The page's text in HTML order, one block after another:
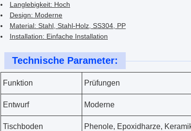
Langlebigkeit: Hoch
Design: Moderne
Material: Stahl, Stahl-Holz, SS304, PP
Installation: Einfache Installation
Technische Parameter:
Funktion Prüfungen
Entwurf Moderne
Tischboden Phenole, Epoxidharze,